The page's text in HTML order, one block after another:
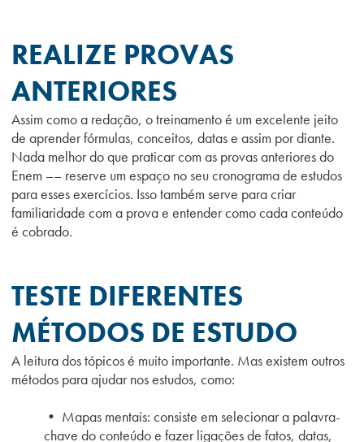
REALIZE PROVAS
ANTERIORES
Assim como a redação, o treinamento é um excelente jeito
de aprender fórmulas, conceitos, datas e assim por diante.
Nada melhor do que praticar com as provas anteriores do
Enem –– reserve um espaço no seu cronograma de estudos
para esses exercícios. Isso também serve para criar
familiaridade com a prova e entender como cada conteúdo
é cobrado.
TESTE DIFERENTES
MÉTODOS DE ESTUDO
A leitura dos tópicos é muito importante. Mas existem outros
métodos para ajudar nos estudos, como:
• Mapas mentais: consiste em selecionar a palavra-
chave do conteúdo e fazer ligações de fatos, datas,